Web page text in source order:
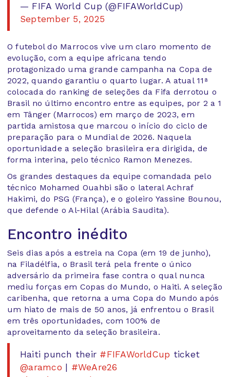
— FIFA World Cup (@FIFAWorldCup)
September 5, 2025
O futebol do Marrocos vive um claro momento de
evolução, com a equipe africana tendo
protagonizado uma grande campanha na Copa de
2022, quando garantiu o quarto lugar. A atual 11ª
colocada do ranking de seleções da Fifa derrotou o
Brasil no último encontro entre as equipes, por 2 a 1
em Tânger (Marrocos) em março de 2023, em
partida amistosa que marcou o início do ciclo de
preparação para o Mundial de 2026. Naquela
oportunidade a seleção brasileira era dirigida, de
forma interina, pelo técnico Ramon Menezes.
Os grandes destaques da equipe comandada pelo
técnico Mohamed Ouahbi são o lateral Achraf
Hakimi, do PSG (França), e o goleiro Yassine Bounou,
que defende o Al-Hilal (Arábia Saudita).
Encontro inédito
Seis dias após a estreia na Copa (em 19 de junho),
na Filadélfia, o Brasil terá pela frente o único
adversário da primeira fase contra o qual nunca
mediu forças em Copas do Mundo, o Haiti. A seleção
caribenha, que retorna a uma Copa do Mundo após
um hiato de mais de 50 anos, já enfrentou o Brasil
em três oportunidades, com 100% de
aproveitamento da seleção brasileira.
Haiti punch their #FIFAWorldCup ticket
️@aramco | #WeAre26